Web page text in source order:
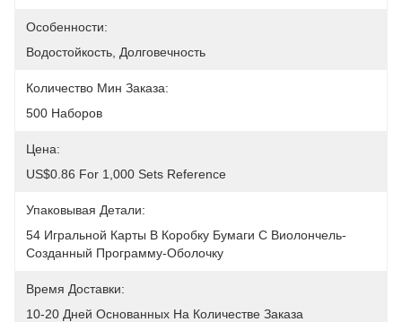
Особенности:
Водостойкость, Долговечность
Количество Мин Заказа:
500 Наборов
Цена:
US$0.86 For 1,000 Sets Reference
Упаковывая Детали:
54 Игральной Карты В Коробку Бумаги С Виолончель-
Созданный Программу-Оболочку
Время Доставки:
10-20 Дней Основанных На Количестве Заказа